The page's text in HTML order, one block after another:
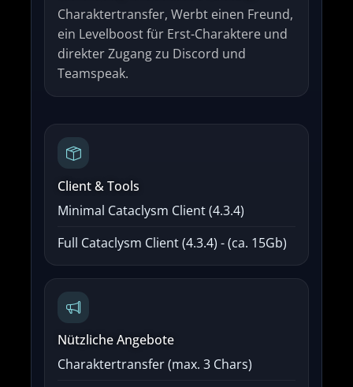
Charaktertransfer, Werbt einen Freund,
ein Levelboost für Erst-Charaktere und
direkter Zugang zu Discord und
Teamspeak.
Client & Tools
Minimal Cataclysm Client (4.3.4)
Full Cataclysm Client (4.3.4) - (ca. 15Gb)
Nützliche Angebote
Charaktertransfer (max. 3 Chars)